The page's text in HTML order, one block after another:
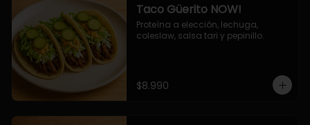
Taco Güerito NOW!
Proteína a elección, lechuga,
coleslaw, salsa tari y pepinillo.
$8.990